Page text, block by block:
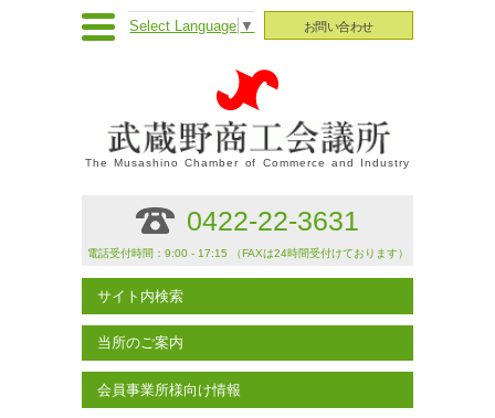
お問い合わせ
Select Language ▼
The Musashino Chamber of Commerce and Industry
0422-22-3631
電話受付時間：9:00 - 17:15 （FAXは24時間受付けております）
サイト内検索
当所のご案内
会員事業所様向け情報